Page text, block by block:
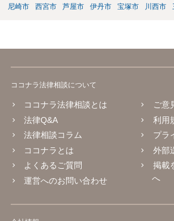
たままになっているものと思われます。 こう
ありません。 そのため、著作権者が、本人の
を問われることになり、結果として、賠償等を
態にもなります。 このように、ECサイト等に
ねないものですので、やはりこうした無断転
思慮いたします。
尼崎市
西宮市 芦屋市 伊丹市 宝塚市 川西市
ココナラ法律相談について
ココナラ法律相談とは
法律Q&A
法律相談コラム
ココナラとは
よくあるご質問
運営へのお問い合わせ
ご意
利用
プラ
外部
掲載
へ